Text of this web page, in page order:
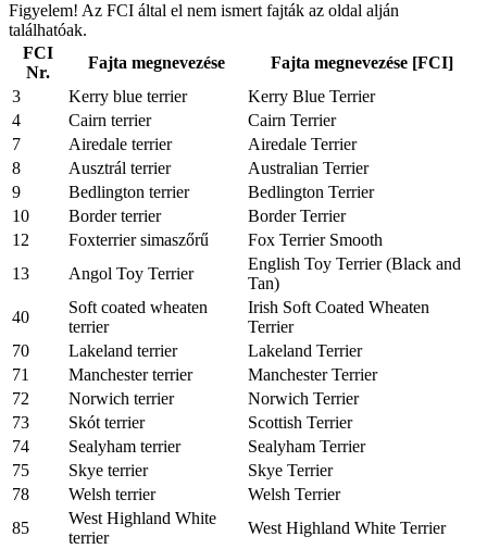
Figyelem! Az FCI által el nem ismert fajták az oldal alján
találhatóak.
FCI
Nr.
Fajta megnevezése
Fajta megnevezése [FCI]
3
Kerry blue terrier
Kerry Blue Terrier
4
Cairn terrier
Cairn Terrier
7
Airedale terrier
Airedale Terrier
8
Ausztrál terrier
Australian Terrier
9
Bedlington terrier
Bedlington Terrier
10
Border terrier
Border Terrier
12
Foxterrier simaszőrű
Fox Terrier Smooth
13
Angol Toy Terrier
English Toy Terrier (Black and
Tan)
40
Soft coated wheaten
terrier
Irish Soft Coated Wheaten
Terrier
70
Lakeland terrier
Lakeland Terrier
71
Manchester terrier
Manchester Terrier
72
Norwich terrier
Norwich Terrier
73
Skót terrier
Scottish Terrier
74
Sealyham terrier
Sealyham Terrier
75
Skye terrier
Skye Terrier
78
Welsh terrier
Welsh Terrier
85
West Highland White
terrier
West Highland White Terrier